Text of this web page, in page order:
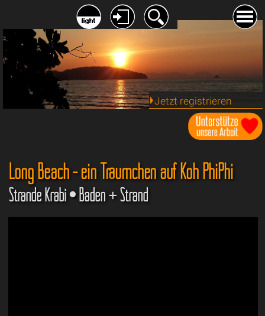
Jetzt registrieren
Long Beach - ein Träumchen auf Koh PhiPhi
Strände Krabi • Baden + Strand